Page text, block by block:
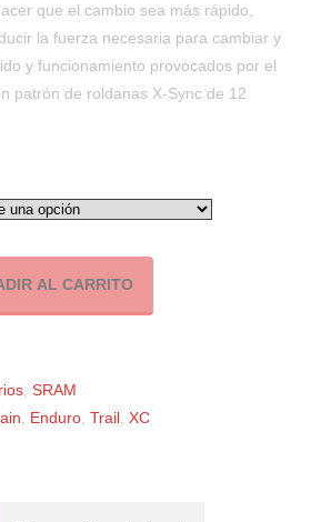
que el cambio sea más rápido,
la fuerza necesaria para cambiar y
y funcionamiento provocados por el
patrón de roldanas X-Sync de 12
AL CARRITO
SRAM
Enduro Trail XC